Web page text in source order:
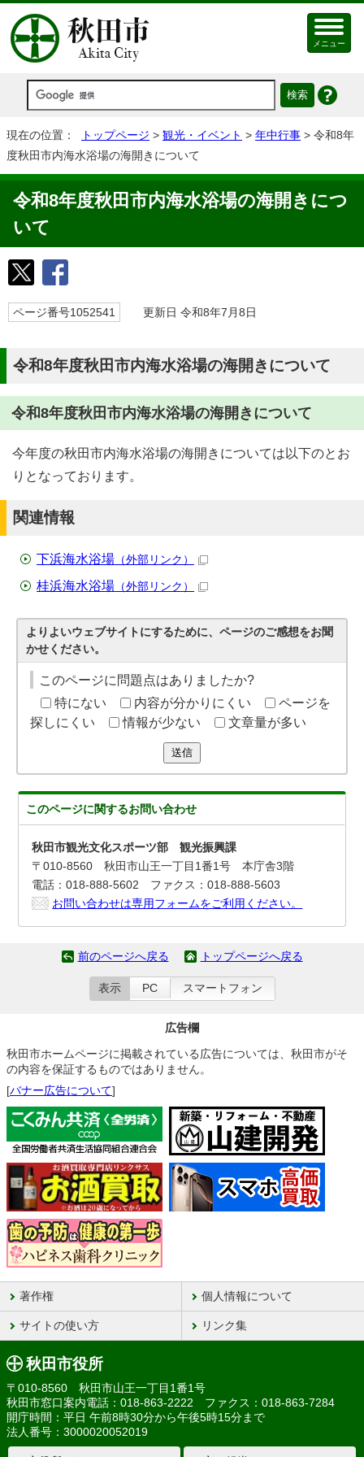
メニュー
現在の位置： トップページ > 観光・イベント > 年中行事 > 令和8年
度秋田市内海水浴場の海開きについて
令和8年度秋田市内海水浴場の海開きにつ
いて
ページ番号1052541 更新日 令和8年7月8日
令和8年度秋田市内海水浴場の海開きについて
令和8年度秋田市内海水浴場の海開きについて
今年度の秋田市内海水浴場の海開きについては以下のとお
りとなっております。
関連情報
下浜海水浴場 （外部リンク）
桂浜海水浴場 （外部リンク）
よりよいウェブサイトにするために、ページのご感想をお聞
かせください。
このページに問題点はありましたか?
特にない
内容が分かりにくい
ページを
探しにくい
情報が少ない 文章量が多い
送信
このページに関するお問い合わせ
秋田市観光文化スポーツ部 観光振興課
〒010-8560 秋田市山王一丁目1番1号 本庁舎3階
電話：018-888-5602 ファクス：018-888-5603
お問い合わせは専用フォームをご利用ください。
前のページへ戻る トップページへ戻る
表示 PC スマートフォン
広告欄
秋田市ホームページに掲載されている広告については、秋田市がそ
の内容を保証するものではありません。
[バナー広告について]
著作権 個人情報について
サイトの使い方 リンク集
秋田市役所
〒010-8560 秋田市山王一丁目1番1号
秋田市窓口案内電話：018-863-2222 ファクス：018-863-7284
開庁時間：平日 午前8時30分から午後5時15分まで
法人番号：3000020052019